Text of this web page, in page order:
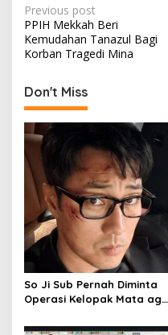
P
o
s
t
n
a
v
i
g
a
t
i
o
n
Previous post
PPIH Mekkah Beri
Kemudahan Tanazul Bagi
Korban Tragedi Mina
Don't Miss
So Ji Sub Pernah Diminta
Operasi Kelopak Mata agar
Jadi Ikonnya